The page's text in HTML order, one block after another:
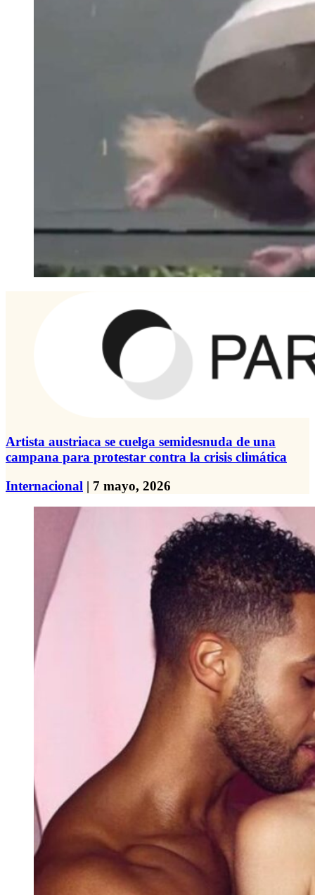
Artista austriaca se cuelga semidesnuda de una
campana para protestar contra la crisis climática
Internacional | 7 mayo, 2026